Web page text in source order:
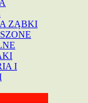
ZĄBKI
I